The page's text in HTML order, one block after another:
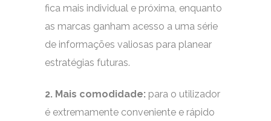
fica mais individual e próxima, enquanto
as marcas ganham acesso a uma série
de informações valiosas para planear
estratégias futuras.
2. Mais comodidade: para o utilizador
é extremamente conveniente e rápido